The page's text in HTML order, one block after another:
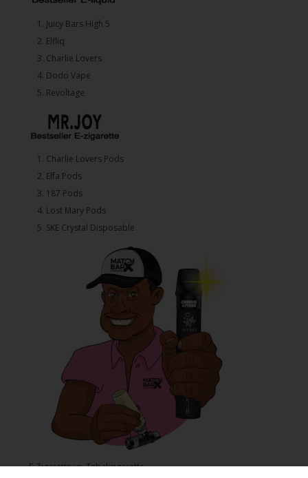
1.⁠ ⁠Juicy Bars High 5
2.⁠ ⁠⁠Elfliq
3.⁠ ⁠⁠Charlie Lovers
4.⁠ ⁠⁠Dodo Vape
5. ⁠Revoltage
1.⁠ ⁠Charlie Lovers Pods
2.⁠ ⁠⁠Elfa Pods
3.⁠ ⁠⁠187 Pods
4.⁠ ⁠⁠Lost Mary Pods
5.⁠ ⁠⁠SKE Crystal Disposable
E-Zigarette vs. Tabakzigarette